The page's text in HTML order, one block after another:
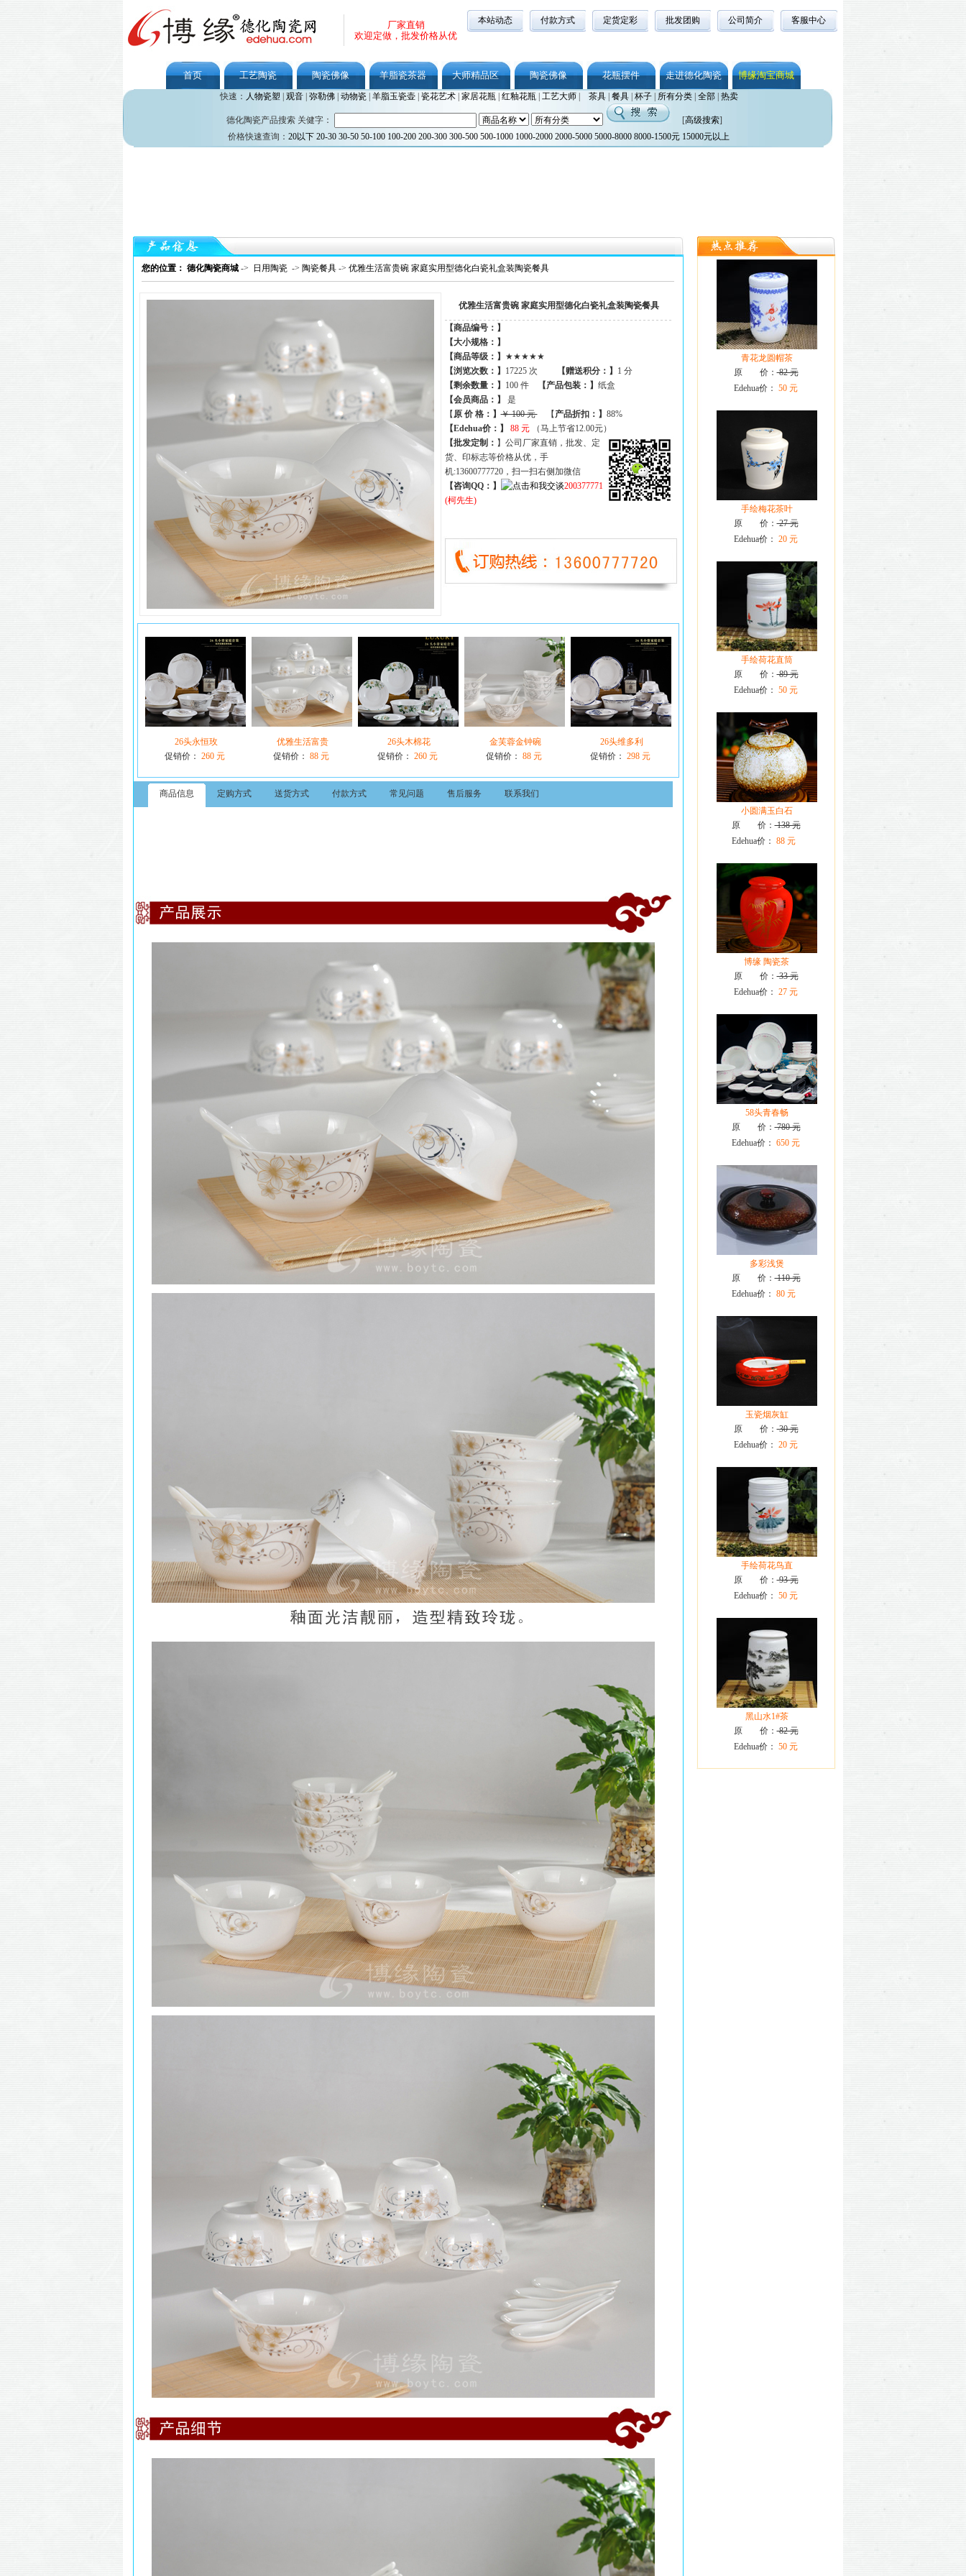
厂家直销
欢迎定做，批发价格从优
本站动态 付款方式 定货定彩 批发团购 公司简介 客服中心
首页 工艺陶瓷 陶瓷佛像 羊脂瓷茶器 大师精品区 陶瓷佛像 花瓶摆件 走进德化陶瓷 博缘淘宝商城
快速： 人物瓷塑 观音| 弥勒佛| 动物瓷| 羊脂玉瓷壶| 瓷花艺术| 家居花瓶| 红釉花瓶| 工艺大师| 茶具| 餐具| 杯子| 所有分类| 全部| 热卖
德化陶瓷产品搜索 关健字： [高级搜索]
价格快速查询： 20以下 20-30 30-50 50-100 100-200 200-300 300-500 500-1000 1000-2000 2000-5000 5000-8000 8000-1500元 15000元以上
您的位置： 德化陶瓷商城 -> 日用陶瓷 -> 陶瓷餐具 -> 优雅生活富贵碗 家庭实用型德化白瓷礼盒装陶瓷餐具
优雅生活富贵碗 家庭实用型德化白瓷礼盒装陶瓷餐具
【商品编号：】
【大小规格：】
【商品等级：】
★★★★★
【浏览次数：】 17225 次 【赠送积分：】
1 分
【剩余数量：】 100 件【产品包装：】 纸盒
【会员商品： 】
是
【 原 价 格： 】￥ 100 元【 产品折扣： 】 88%
【Edehua价：】
88 元
（马上节省12.00元）
【批发定制： 】公司厂家直销，批发、定
货、印标志等价格从优，手
机:13600777720，扫一扫右侧加微信
【咨询QQ：】
200377771
(柯先生)
26头永恒玫
促销价： 260 元
优雅生活富贵
促销价： 88 元
26头木棉花
促销价： 260 元
金芙蓉金钟碗
促销价： 88 元
26头维多利
促销价： 298 元
商品信息 定购方式 送货方式 付款方式 常见问题 售后服务 联系我们
青花龙圆帽茶
原 价：82 元
Edehua价： 50 元
手绘梅花茶叶
原 价：27 元
Edehua价： 20 元
手绘荷花直筒
原 价：89 元
Edehua价： 50 元
小圆满玉白石
原 价：138 元
Edehua价： 88 元
博缘 陶瓷茶
原 价：33 元
Edehua价： 27 元
58头青春畅
原 价：780 元
Edehua价： 650 元
多彩浅煲
原 价：110 元
Edehua价： 80 元
玉瓷烟灰缸
原 价：30 元
Edehua价： 20 元
手绘荷花鸟直
原 价：93 元
Edehua价： 50 元
黑山水1#茶
原 价：82 元
Edehua价： 50 元